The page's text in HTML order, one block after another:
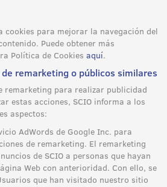
cookies para mejorar la navegación del
Puede obtener más
Política de Cookies aquí.
remarketing o públicos similares
remarketing para realizar publicidad
estas acciones, SCIO informa a los
aspectos:
AdWords de Google Inc. para
de remarketing. El remarketing
de SCIO a personas que hayan
Web con anterioridad. Con ello, se
que han visitado nuestro sitio